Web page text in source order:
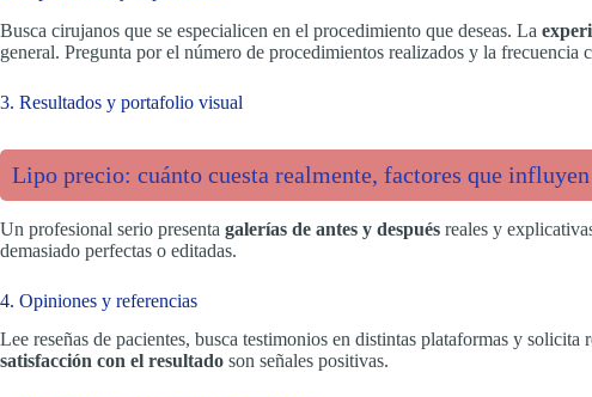
Busca cirujanos que se especialicen en el procedimiento que deseas. La
general. Pregunta por el número de procedimientos realizados y la frecuencia
3. Resultados y portafolio visual
Lipo precio: cuánto cuesta realmente, factores que
Un profesional serio presenta galerías de antes y después reales y
demasiado perfectas o editadas.
4. Opiniones y referencias
Lee reseñas de pacientes, busca testimonios en distintas plataformas y
satisfacción con el resultado son señales positivas.